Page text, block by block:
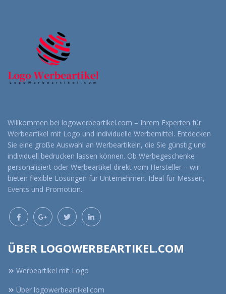
Willkommen bei logowerbeartikel.com – Ihrem Experten für
Werbeartikel mit Logo und individuelle Werbemittel. Entdecken
Sie eine große Auswahl an Werbeartikeln, die Sie günstig und
individuell bedrucken lassen können. Ob Werbegeschenke
personalisiert oder Werbeartikel direkt vom Hersteller – wir
bieten flexible Lösungen für Unternehmen. Ideal für Messen,
Events und Promotion.
ÜBER LOGOWERBEARTIKEL.COM
Werbeartikel mit Logo
Über logowerbeartikel.com